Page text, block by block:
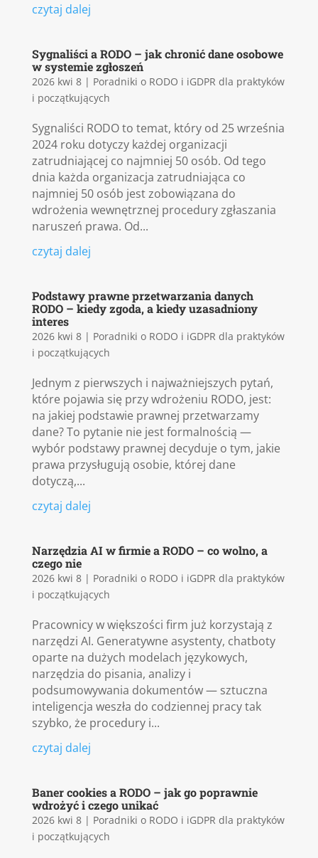
czytaj dalej
Sygnaliści a RODO – jak chronić dane osobowe
w systemie zgłoszeń
2026 kwi 8| Poradniki o RODO i iGDPR dla praktyków
i początkujących
Sygnaliści RODO to temat, który od 25 września
2024 roku dotyczy każdej organizacji
zatrudniającej co najmniej 50 osób. Od tego
dnia każda organizacja zatrudniająca co
najmniej 50 osób jest zobowiązana do
wdrożenia wewnętrznej procedury zgłaszania
naruszeń prawa. Od...
czytaj dalej
Podstawy prawne przetwarzania danych
RODO – kiedy zgoda, a kiedy uzasadniony
interes
2026 kwi 8| Poradniki o RODO i iGDPR dla praktyków
i początkujących
Jednym z pierwszych i najważniejszych pytań,
które pojawia się przy wdrożeniu RODO, jest:
na jakiej podstawie prawnej przetwarzamy
dane? To pytanie nie jest formalnością —
wybór podstawy prawnej decyduje o tym, jakie
prawa przysługują osobie, której dane
dotyczą,...
czytaj dalej
Narzędzia AI w firmie a RODO – co wolno, a
czego nie
2026 kwi 8| Poradniki o RODO i iGDPR dla praktyków
i początkujących
Pracownicy w większości firm już korzystają z
narzędzi AI. Generatywne asystenty, chatboty
oparte na dużych modelach językowych,
narzędzia do pisania, analizy i
podsumowywania dokumentów — sztuczna
inteligencja weszła do codziennej pracy tak
szybko, że procedury i...
czytaj dalej
Baner cookies a RODO – jak go poprawnie
wdrożyć i czego unikać
2026 kwi 8| Poradniki o RODO i iGDPR dla praktyków
i początkujących